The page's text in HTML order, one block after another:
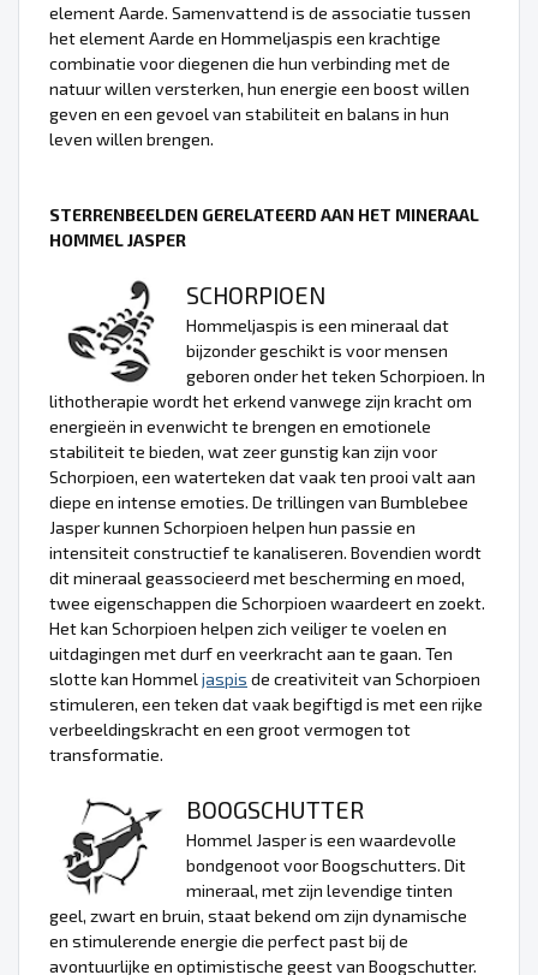
element Aarde. Samenvattend is de associatie tussen
het element Aarde en Hommeljaspis een krachtige
combinatie voor diegenen die hun verbinding met de
natuur willen versterken, hun energie een boost willen
geven en een gevoel van stabiliteit en balans in hun
leven willen brengen.
STERRENBEELDEN GERELATEERD AAN HET MINERAAL
HOMMEL JASPER
SCHORPIOEN
Hommeljaspis is een mineraal dat
bijzonder geschikt is voor mensen
geboren onder het teken Schorpioen. In
lithotherapie wordt het erkend vanwege zijn kracht om
energieën in evenwicht te brengen en emotionele
stabiliteit te bieden, wat zeer gunstig kan zijn voor
Schorpioen, een waterteken dat vaak ten prooi valt aan
diepe en intense emoties. De trillingen van Bumblebee
Jasper kunnen Schorpioen helpen hun passie en
intensiteit constructief te kanaliseren. Bovendien wordt
dit mineraal geassocieerd met bescherming en moed,
twee eigenschappen die Schorpioen waardeert en zoekt.
Het kan Schorpioen helpen zich veiliger te voelen en
uitdagingen met durf en veerkracht aan te gaan. Ten
slotte kan Hommel jaspis de creativiteit van Schorpioen
stimuleren, een teken dat vaak begiftigd is met een rijke
verbeeldingskracht en een groot vermogen tot
transformatie.
BOOGSCHUTTER
Hommel Jasper is een waardevolle
bondgenoot voor Boogschutters. Dit
mineraal, met zijn levendige tinten
geel, zwart en bruin, staat bekend om zijn dynamische
en stimulerende energie die perfect past bij de
avontuurlijke en optimistische geest van Boogschutter.